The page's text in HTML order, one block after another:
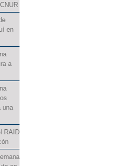
en
a
una
RAID